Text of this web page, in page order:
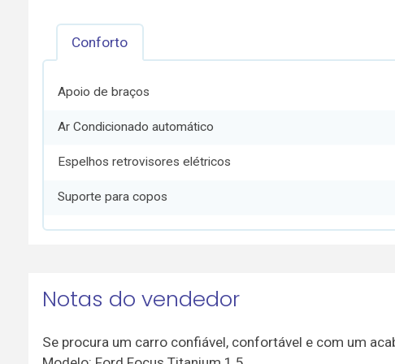
Conforto
Apoio de braços
Ar Condicionado automático
Espelhos retrovisores elétricos
Suporte para copos
Notas do vendedor
Se procura um carro confiável, confortável e com um